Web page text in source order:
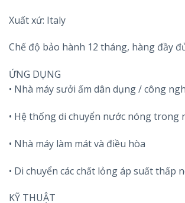
Xuất xứ: Italy
Chế độ bảo hành 12 tháng, hàng đầy
ỨNG DỤNG
• Nhà máy sưởi ấm dân dụng / công
• Hệ thống di chuyển nước nóng trong
• Nhà máy làm mát và điều hòa
• Di chuyển các chất lỏng áp suất thấp
KỸ THUẬT